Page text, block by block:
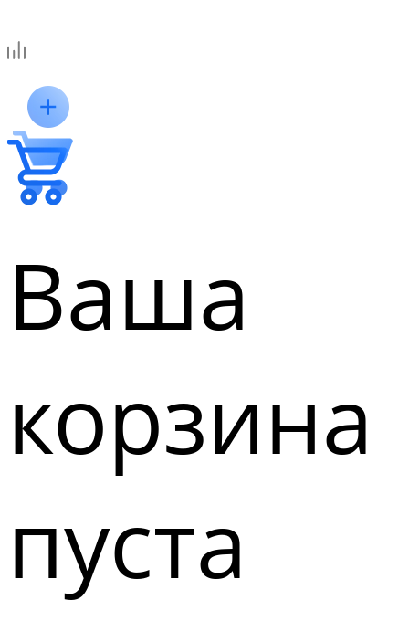
Ваша
корзина
пуста